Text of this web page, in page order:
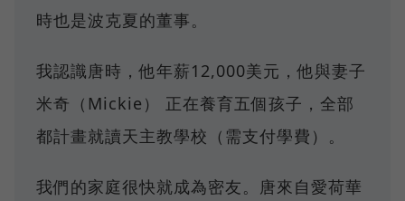
時也是波克夏的董事。
我認識唐時，他年薪12,000美元，他與妻子
米奇（Mickie） 正在養育五個孩子，全部
都計畫就讀天主教學校（需支付學費）。
我們的家庭很快就成為密友。唐來自愛荷華